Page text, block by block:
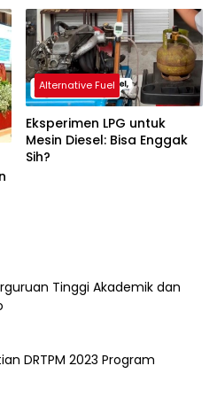
Alternative Fuel
Eksperimen LPG untuk
Mesin Diesel: Bisa Enggak
Sih?
Tinggi Akademik dan
DRTPM 2023 Program